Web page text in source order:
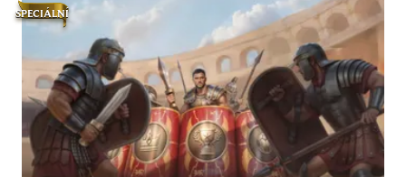
SPECIÁLNÍ